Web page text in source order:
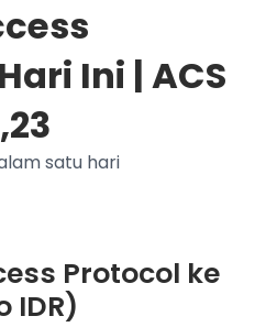
Ini | ACS
satu hari
Protocol ke
IDR)